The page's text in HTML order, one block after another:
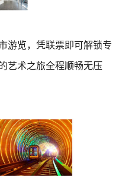
游览，凭联票即可解锁专
艺术之旅全程顺畅无压